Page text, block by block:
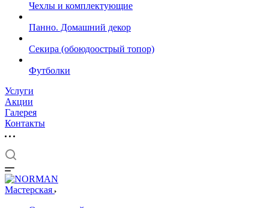
Чехлы и комплектующие
Панно. Домашний декор
Секира (обоюдоострый топор)
Футболки
Услуги
Акции
Галерея
Контакты
Мастерская